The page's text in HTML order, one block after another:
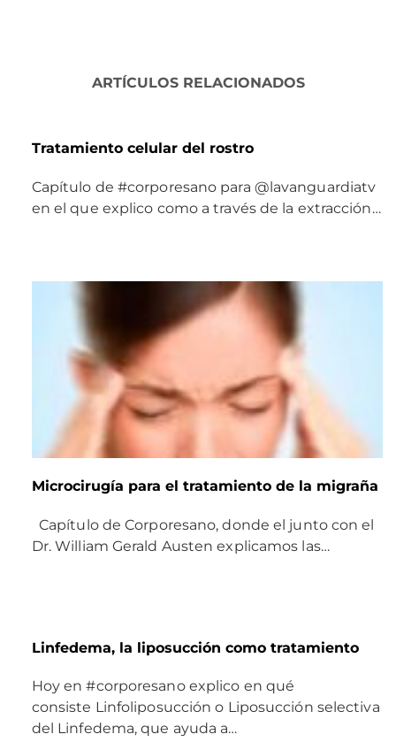
ARTÍCULOS RELACIONADOS
Tratamiento celular del rostro
Capítulo de #corporesano para @lavanguardiatv
en el que explico como a través de la extracción…
Microcirugía para el tratamiento de la migraña
Capítulo de Corporesano, donde el junto con el
Dr. William Gerald Austen explicamos las…
Linfedema, la liposucción como tratamiento
Hoy en #corporesano explico en qué
consiste Linfoliposucción o Liposucción selectiva
del Linfedema, que ayuda a…